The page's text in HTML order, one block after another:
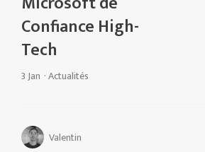
Confiance High-
Tech
3 Jan ·Actualités
Valentin